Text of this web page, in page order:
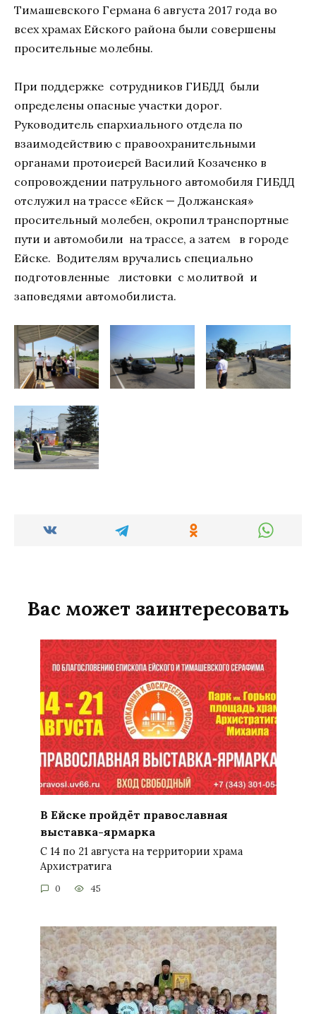
Тимашевского Германа 6 августа 2017 года во
всех храмах Ейского района были совершены
просительные молебны.
При поддержке сотрудников ГИБДД были
определены опасные участки дорог.
Руководитель епархиального отдела по
взаимодействию с правоохранительными
органами протоиерей Василий Козаченко в
сопровождении патрульного автомобиля ГИБДД
отслужил на трассе «Ейск — Должанская»
просительный молебен, окропил транспортные
пути и автомобили на трассе, а затем в городе
Ейске. Водителям вручались специально
подготовленные листовки с молитвой и
заповедями автомобилиста.
Вас может заинтересовать
В Ейске пройдёт православная
выставка-ярмарка
С 14 по 21 августа на территории храма
Архистратига
0 45